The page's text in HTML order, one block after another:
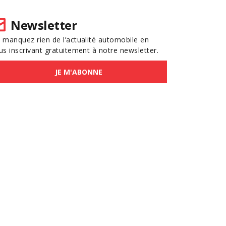
Newsletter
manquez rien de l’actualité automobile en
inscrivant gratuitement à notre newsletter.
JE M'ABONNE